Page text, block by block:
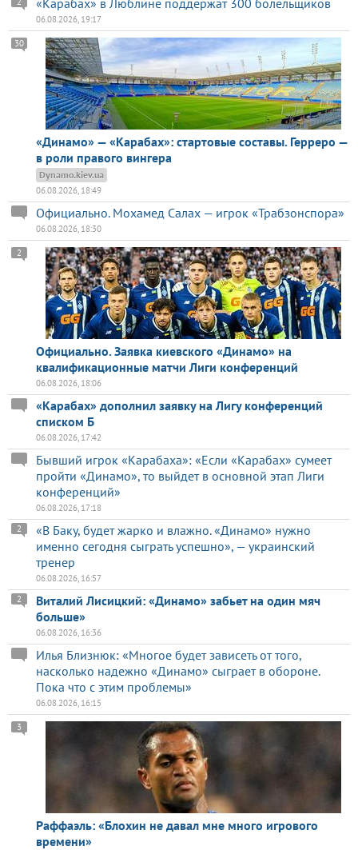
06.08.2026, 19:17
«Динамо» — «Карабах»: стартовые составы. Герреро —
в роли правого вингера
30
Dynamo.kiev.ua
06.08.2026, 18:49
Официально. Мохамед Салах — игрок «Трабзонспора»
06.08.2026, 18:30
Официально. Заявка киевского «Динамо» на
квалификационные матчи Лиги конференций
2
06.08.2026, 18:06
«Карабах» дополнил заявку на Лигу конференций
списком Б
06.08.2026, 17:42
Бывший игрок «Карабаха»: «Если «Карабах» сумеет
пройти «Динамо», то выйдет в основной этап Лиги
конференций»
06.08.2026, 17:18
«В Баку, будет жарко и влажно. «Динамо» нужно
именно сегодня сыграть успешно», — украинский
тренер
2
06.08.2026, 16:57
Виталий Лисицкий: «Динамо» забьет на один мяч
больше»
2
06.08.2026, 16:36
Илья Близнюк: «Многое будет зависеть от того,
насколько надежно «Динамо» сыграет в обороне.
Пока что с этим проблемы»
06.08.2026, 16:15
Раффаэль: «Блохин не давал мне много игрового
времени»
3